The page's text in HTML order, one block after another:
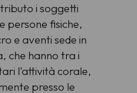
i soggetti
persone fisiche,
e aventi sede in
che hanno tra i
l'attività corale,
presso le